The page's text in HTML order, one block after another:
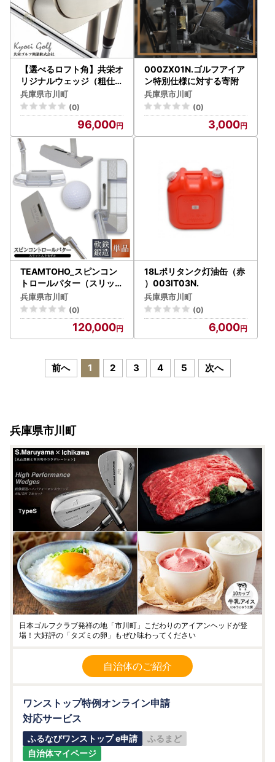
【選べるロフト角】共栄オ
リジナルウェッジ（粗仕上
げ）2本セット 096BA0
1N.
兵庫県市川町
(0)
96,000
000ZX01N.ゴルフアイア
ン特別仕様に対する寄附
兵庫県市川町
(0)
3,000
TEAMTOHO_スピンコン
トロールパター（スリット
入）ヘッドカバー付 東邦
ゴルフ 120BF01N.
兵庫県市川町
(0)
120,000
18Lポリタンク灯油缶（赤
）003IT03N.
兵庫県市川町
(0)
6,000
前へ 1 2 3 4 5 次へ
兵庫県市川町
日本ゴルフクラブ発祥の地「市川町」こだわりのアイアンヘッドが登
場！大好評の「タズミの卵」もぜひ味わってください
自治体のご紹介
ワンストップ特例オンライン申請
対応サービス
ふるなびワンストップ e申請
ふるまど
自治体マイページ